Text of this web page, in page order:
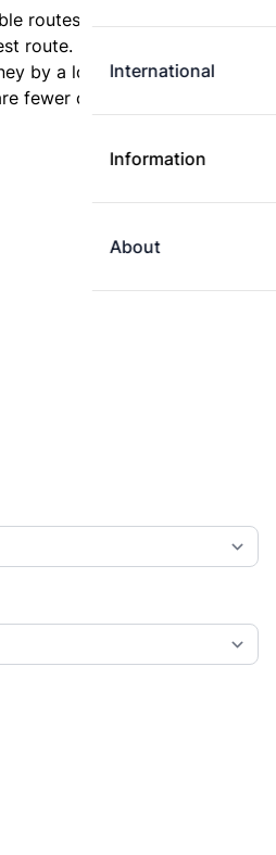
International
Information
About
routes are shown, as fares
route. However, you are
by a longer route if it is
fewer changes.